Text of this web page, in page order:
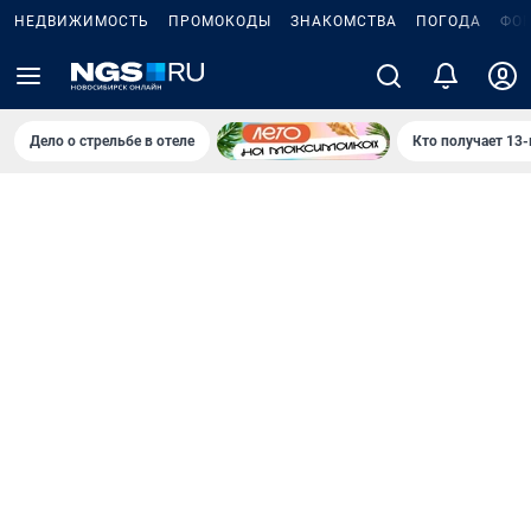
НЕДВИЖИМОСТЬ ПРОМОКОДЫ ЗНАКОМСТВА ПОГОДА
Дело о стрельбе в отеле Кто получает